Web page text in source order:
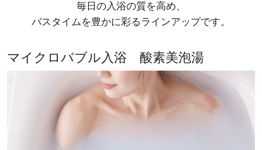
毎日の入浴の質を高め、
バスタイムを豊かに彩るラインアップです。
マイクロバブル入浴 酸素美泡湯